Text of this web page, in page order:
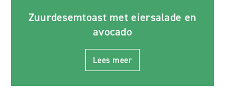
Zuurdesemtoast met eiersalade en
avocado
Lees meer